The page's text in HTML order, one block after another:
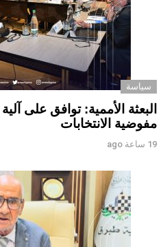
سياسة
البعثة الأممية: توافق على
مفوضية الانتخابات
19 ساعة ago